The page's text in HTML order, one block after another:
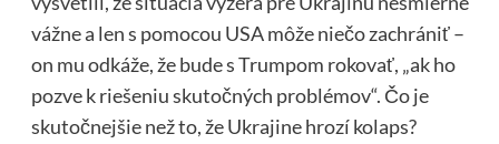
vážne a len s pomocou USA môže niečo zachrániť –
on mu odkáže, že bude s Trumpom rokovať, „ak ho
pozve k riešeniu skutočných problémov“. Čo je
skutočnejšie než to, že Ukrajine hrozí kolaps?